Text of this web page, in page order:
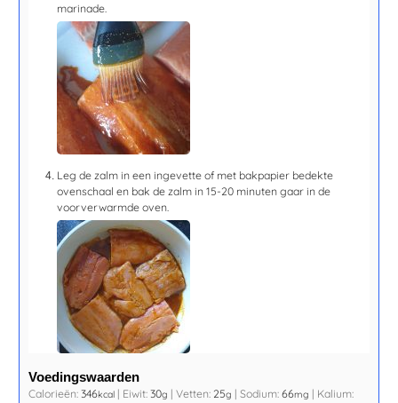
marinade.
Leg de zalm in een ingevette of met bakpapier bedekte
ovenschaal en bak de zalm in15-20 minuten gaar in de
voorverwarmde oven.
Voedingswaarden
Calorieën:346kcal | Eiwit:30g |Vetten: 25g |Sodium:66mg | Kalium: